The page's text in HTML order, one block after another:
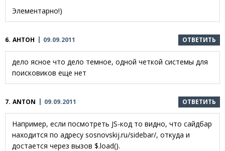
Элементарно!)
6. АНТОН 09.09.2011 ОТВЕТИТЬ
дело ясное что дело темное, одной четкой системы для
поисковиков еще нет
7. ANTON 09.09.2011 ОТВЕТИТЬ
Например, если посмотреть JS-код то видно, что сайдбар
находится по адресу sosnovskij.ru/sidebar/, откуда и
достается через вызов $.load().